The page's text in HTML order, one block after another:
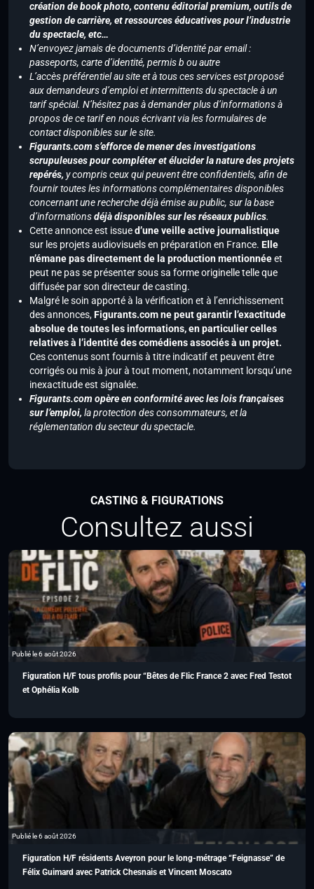
création de book photo, contenu éditorial premium, outils de
gestion de carrière, et ressources éducatives pour l’industrie
du spectacle, etc…
N’envoyez jamais de documents d’identité par email :
passeports, carte d’identité, permis b ou autre
L’accès préférentiel au site et à tous ces services est proposé
aux demandeurs d’emploi et intermittents du spectacle à un
tarif spécial. N’hésitez pas à demander plus d’informations à
propos de ce tarif en nous écrivant via les formulaires de
contact disponibles sur le site.
Figurants.com s’efforce de mener des investigations
scrupuleuses pour compléter et élucider la nature des projets
repérés, y compris ceux qui peuvent être confidentiels, afin de
fournir toutes les informations complémentaires disponibles
concernant une recherche déjà émise au public, sur la base
d’informationsdéjà disponibles sur les réseaux publics.
Cette annonce est issued’une veille active journalistique
sur les projets audiovisuels en préparation en France. Elle
n’émane pas directement de la production mentionnéeet
peut ne pas se présenter sous sa forme originelle telle que
diffusée par son directeur de casting.
Malgré le soin apporté à la vérification et à l’enrichissement
des annonces,Figurants.com ne peut garantir l’exactitude
absolue de toutes les informations, en particulier celles
relatives à l’identité des comédiens associés à un projet.
Ces contenus sont fournis à titre indicatif et peuvent être
corrigés ou mis à jour à tout moment, notamment lorsqu’une
inexactitude est signalée.
Figurants.com opère en conformité avec les lois françaises
sur l’emploi, la protection des consommateurs, et la
réglementation du secteur du spectacle.
CASTING & FIGURATIONS
Consultez aussi
Publié le 6 août 2026
Figuration H/F tous profils pour “Bêtes de Flic France 2 avec Fred Testot
et Ophélia Kolb
Publié le 6 août 2026
Figuration H/F résidents Aveyron pour le long-métrage “Feignasse” de
Félix Guimard avec Patrick Chesnais et Vincent Moscato